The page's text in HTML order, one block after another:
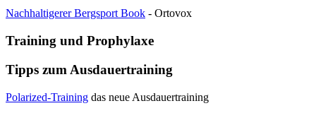
Nachhaltigerer Bergsport Book - Ortovox
Training und Prophylaxe
Tipps zum Ausdauertraining
Polarized-Training das neue Ausdauertraining